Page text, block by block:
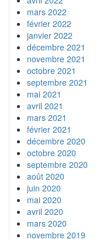
mars 2022
février 2022
janvier 2022
décembre 2021
novembre 2021
octobre 2021
septembre 2021
mai 2021
avril 2021
mars 2021
février 2021
décembre 2020
octobre 2020
septembre 2020
août 2020
juin 2020
mai 2020
avril 2020
mars 2020
novembre 2019